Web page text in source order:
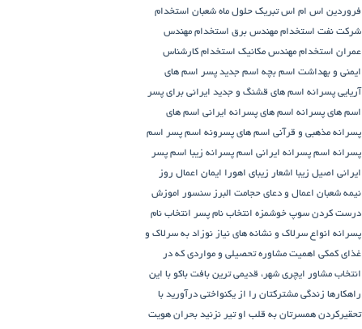
فروردین اس ام اس تبریک حلول ماه شعبان استخدام
شرکت نفت استخدام مهندس برق استخدام مهندس
عمران استخدام مهندس مکانیک استخدام کارشناس
ایمنی و بهداشت اسم بچه اسم جدید پسر اسم های
آریایی پسرانه اسم های قشنگ و جدید ایرانی برای پسر
اسم های پسرانه اسم های پسرانه ایرانی اسم های
پسرانه مذهبی و قرآنی اسم های پسرونه اسم پسر اسم
پسرانه اسم پسرانه ایرانی اسم پسرانه زیبا اسم پسر
ایرانی اصیل زیبا اشعار زیبای اهورا ایمان اعمال روز
نیمه شعبان اعمال و دعای حجامت البرز سنسور اموزش
درست کردن سوپ خوشمزه انتخاب نام پسر انتخاب نام
پسرانه انواع سرلاک و نشانه های نیاز نوزاد به سرلاک و
غذای کمکی اهمیت مشاوره تحصیلی و مواردی که در
انتخاب مشاور ایچری شهر، قدیمی ترین بافت باکو با این
راهکارها زندگی مشترکتان را از یکنواختی درآورید با
تحقیرکردن همسرتان به قلب او تیر نزنید بحران هویت